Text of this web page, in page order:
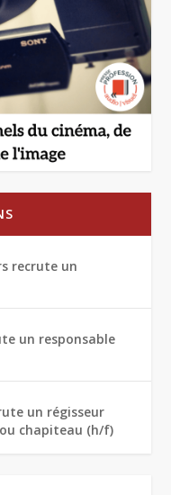
recrute un
un responsable
un régisseur
chapiteau (h/f)